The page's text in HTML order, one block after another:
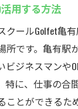
用する方法
クールGolfet亀
所です。亀有駅
ビジネスマンや
特に、仕事の合
ことができるた